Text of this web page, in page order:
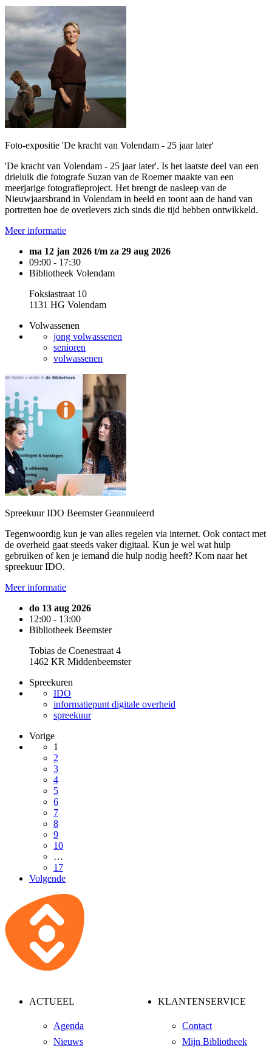
Foto-expositie 'De kracht van Volendam - 25 jaar later'
'De kracht van Volendam - 25 jaar later'. Is het laatste deel van een
drieluik die fotografe Suzan van de Roemer maakte van een
meerjarige fotografieproject. Het brengt de nasleep van de
Nieuwjaarsbrand in Volendam in beeld en toont aan de hand van
portretten hoe de overlevers zich sinds die tijd hebben ontwikkeld.
Meer informatie
ma 12 jan 2026 t/m za 29 aug 2026
09:00 - 17:30
Bibliotheek Volendam
Foksiastraat 10
1131 HG Volendam
Volwassenen
jong volwassenen
senioren
volwassenen
Spreekuur IDO BeemsterGeannuleerd
Tegenwoordig kun je van alles regelen via internet. Ook contact met
de overheid gaat steeds vaker digitaal. Kun je wel wat hulp
gebruiken of ken je iemand die hulp nodig heeft? Kom naar het
spreekuur IDO.
Meer informatie
do 13 aug 2026
12:00 - 13:00
Bibliotheek Beemster
Tobias de Coenestraat 4
1462 KR Middenbeemster
Spreekuren
IDO
informatiepunt digitale overheid
spreekuur
Vorige
1
2
3
4
5
6
7
8
9
10
…
17
Volgende
ACTUEEL
Agenda
Nieuws
KLANTENSERVICE
Contact
Mijn Bibliotheek